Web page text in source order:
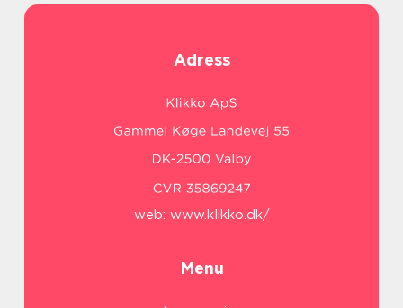
Adress
web: www.klikko.dk/
Menu